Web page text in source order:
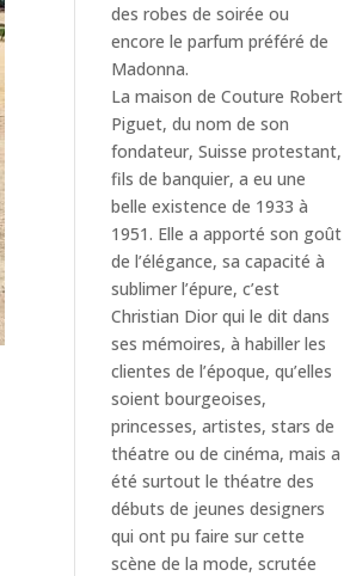
des robes de soirée ou
encore le parfum préféré de
Madonna.
La maison de Couture Robert
Piguet, du nom de son
fondateur, Suisse protestant,
fils de banquier, a eu une
belle existence de 1933 à
1951. Elle a apporté son goût
de l’élégance, sa capacité à
sublimer l’épure, c’est
Christian Dior qui le dit dans
ses mémoires, à habiller les
clientes de l’époque, qu’elles
soient bourgeoises,
princesses, artistes, stars de
théatre ou de cinéma, mais a
été surtout le théatre des
débuts de jeunes designers
qui ont pu faire sur cette
scène de la mode, scrutée